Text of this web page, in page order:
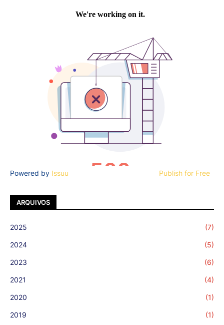
Powered by Issuu Publish for Free
ARQUIVOS
2025 (7)
2024 (5)
2023 (6)
2021 (4)
2020 (1)
2019 (1)